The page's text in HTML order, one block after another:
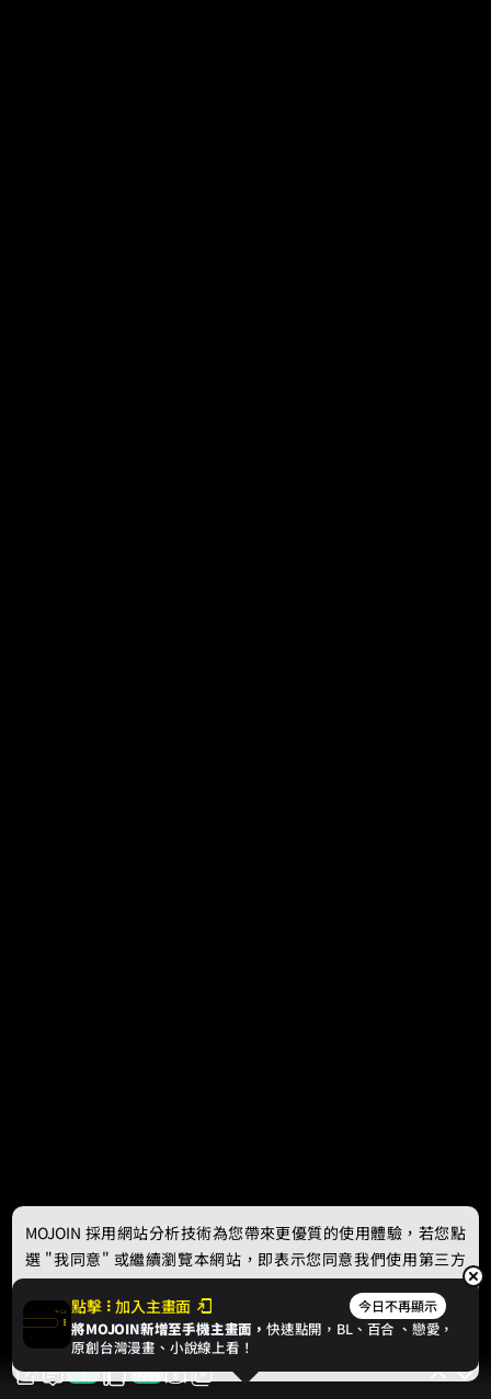
7 999+
點擊 加入主畫面 今日不再顯示
將MOJOIN新增至手機主畫面，快速點開，BL、 百合 、戀愛，
原創台灣漫畫、小說線上看！
MOJOIN 採用網站分析技術為您帶來更優質的使用體驗，若您點
選 "我同意" 或繼續瀏覽本網站，即表示您同意我們使用第三方
Cookie，欲瞭解更多資訊請見隱私權政策。
我同意